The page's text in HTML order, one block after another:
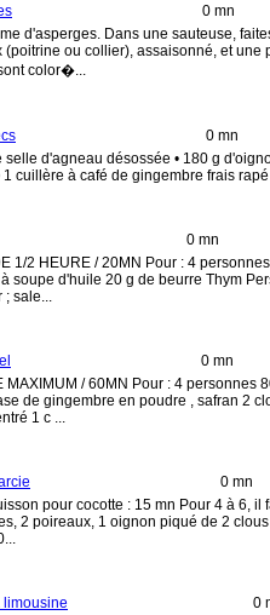
0 mn
d'asperges. Dans une sauteuse,
ou collier), assaisonné, et
color�...
0 mn
selle d'agneau désossée • 180 g
1 cuillère à café de gingembre frais
0 mn
1/2 HEURE / 20MN Pour : 4
soupe d'huile 20 g de beurre Thym
sale...
0 mn
MAXIMUM / 60MN Pour : 4 personnes
de gingembre en poudre , safran 2
1 c ...
0 mn
pour cocotte : 15 mn Pour 4 à 6,
2 poireaux, 1 oignon piqué de 2
limousine
0